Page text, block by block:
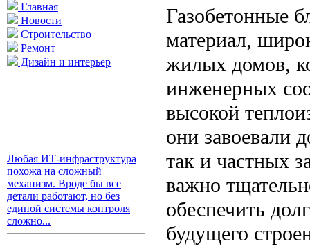
Главная
Новости
Строительство
Ремонт
Дизайн и интерьер
Любая ИТ-инфраструктура
похожа на сложный
механизм. Вроде бы все
детали работают, но без
единой системы контроля
сложно...
Газобетонные
материал,
жилых домов,
инженерных
высокой
они завоевали
так и частных
важно
обеспечить
будущего